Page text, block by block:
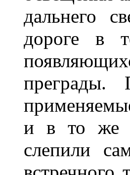
дальнего
дороге в
преграды.
и в то же
слепили